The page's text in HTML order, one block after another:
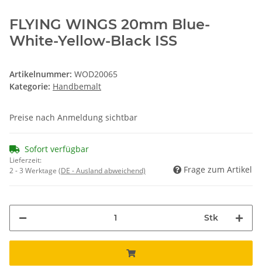
FLYING WINGS 20mm Blue-
White-Yellow-Black ISS
Artikelnummer: WOD20065
Kategorie: Handbemalt
Preise nach Anmeldung sichtbar
Sofort verfügbar
Lieferzeit:
2 - 3 Werktage (DE - Ausland abweichend) Frage zum Artikel
Stk